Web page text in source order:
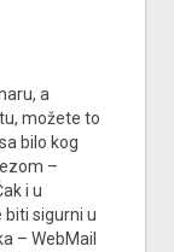
a
možete to
bilo kog
–
i u
sigurni u
– WebMail